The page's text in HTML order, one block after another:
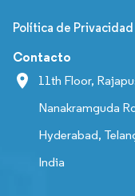
Política de Privacidad
Contacto
11th Floor,
Nanakramguda
Hyderabad,
India